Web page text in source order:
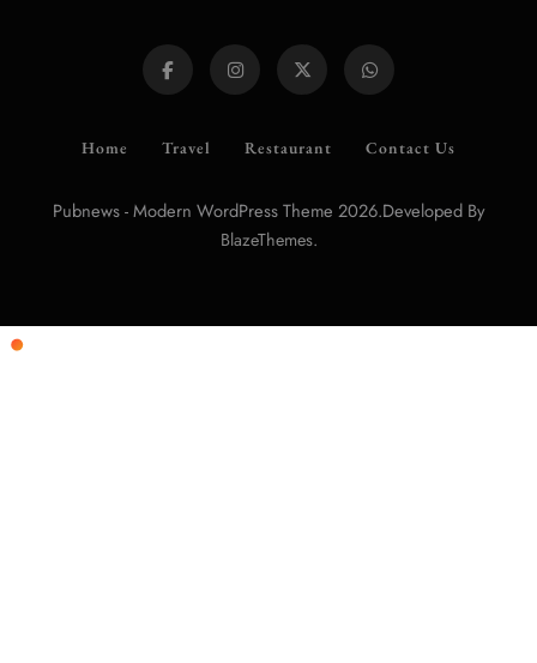
Home Travel Restaurant Contact Us
Pubnews - Modern WordPress Theme 2026.Developed By
BlazeThemes.